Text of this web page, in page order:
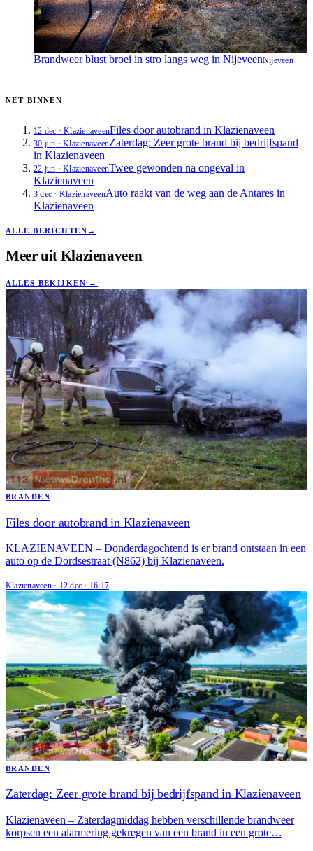
Brandweer blust broei in stro langs weg in NijeveenNijeveen
NET BINNEN
12 dec ·KlazienaveenFiles door autobrand in Klazienaveen
30 jun ·KlazienaveenZaterdag: Zeer grote brand bij bedrijfspand
in Klazienaveen
22 jun ·KlazienaveenTwee gewonden na ongeval in
Klazienaveen
3 dec · KlazienaveenAuto raakt van de weg aan de Antares in
Klazienaveen
ALLE BERICHTEN →
Meer uit Klazienaveen
ALLES BEKIJKEN →
BRANDEN
Files door autobrand in Klazienaveen
KLAZIENAVEEN – Donderdagochtend is er brand ontstaan in een
auto op de Dordsestraat (N862) bij Klazienaveen.
Klazienaveen· 12 dec · 16:17
BRANDEN
Zaterdag: Zeer grote brand bij bedrijfspand in Klazienaveen
Klazienaveen – Zaterdagmiddag hebben verschillende brandweer
korpsen een alarmering gekregen van een brand in een grote…